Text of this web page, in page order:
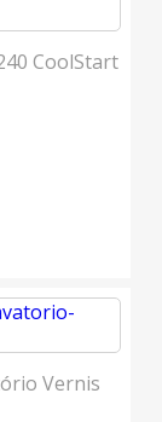
CoolStart
Vernis